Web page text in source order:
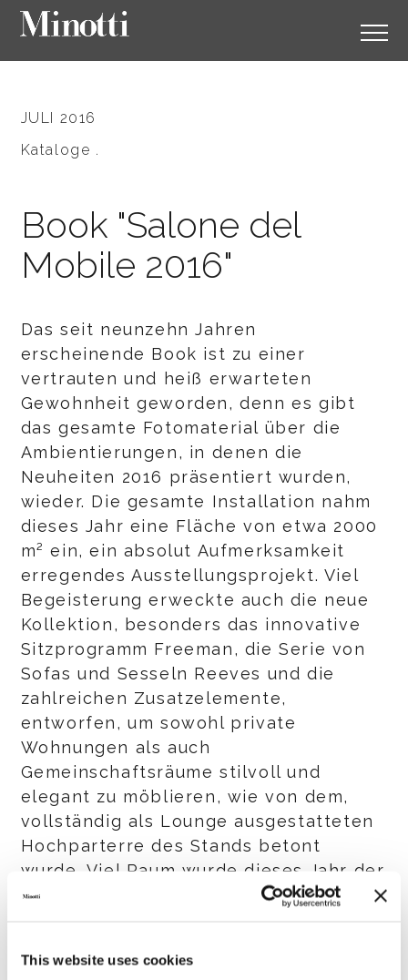
This website uses cookies
JULI 2016
Kataloge .
Book "Salone del
Mobile 2016"
Das seit neunzehn Jahren
erscheinende Book ist zu einer
vertrauten und heiß erwarteten
Gewohnheit geworden, denn es gibt
das gesamte Fotomaterial über die
Ambientierungen, in denen die
Neuheiten 2016 präsentiert wurden,
wieder. Die gesamte Installation nahm
dieses Jahr eine Fläche von etwa 2000
m² ein, ein absolut Aufmerksamkeit
erregendes Ausstellungsprojekt. Viel
Begeisterung erweckte auch die neue
Kollektion, besonders das innovative
Sitzprogramm Freeman, die Serie von
Sofas und Sesseln Reeves und die
zahlreichen Zusatzelemente,
entworfen, um sowohl private
Wohnungen als auch
Gemeinschaftsräume stilvoll und
elegant zu möblieren, wie von dem,
vollständig als Lounge ausgestatteten
Hochparterre des Stands betont
wurde. Viel Raum wurde dieses Jahr der
Präsentation der neuen Outdoor-
beide gekennzeichnet durch die